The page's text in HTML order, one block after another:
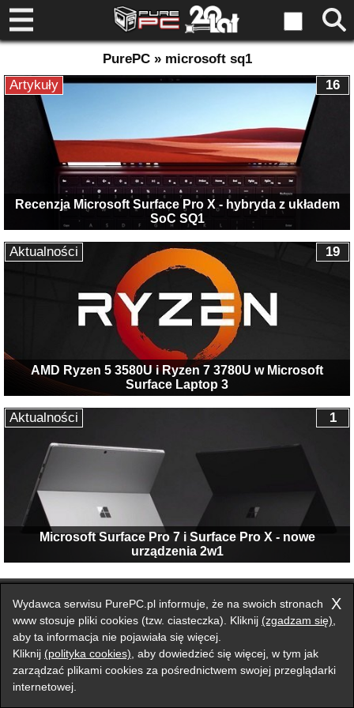
PurePC » microsoft sq1
Recenzja Microsoft Surface Pro X - hybryda z układem
SoC SQ1
16
Artykuły
AMD Ryzen 5 3580U i Ryzen 7 3780U w Microsoft
Surface Laptop 3
19
Aktualności
Microsoft Surface Pro 7 i Surface Pro X - nowe
urządzenia 2w1
1
Aktualności
Przełącz na wersję klasyczną strony
Zgłoś błąd na stronie
Forum
Redakcja Reklama
X
Wydawca serwisu PurePC.pl informuje, że na swoich stronach
www stosuje pliki cookies (tzw. ciasteczka). Kliknij (zgadzam się)
aby ta informacja nie pojawiała się więcej.
Kliknij (polityka cookies) , aby dowiedzieć się więcej, w tym jak
zarządzać plikami cookies za pośrednictwem swojej przeglądarki
internetowej.